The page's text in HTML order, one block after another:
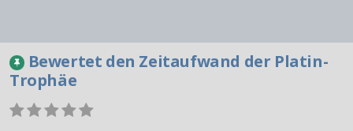
Bewertet den Zeitaufwand der Platin-
Trophäe